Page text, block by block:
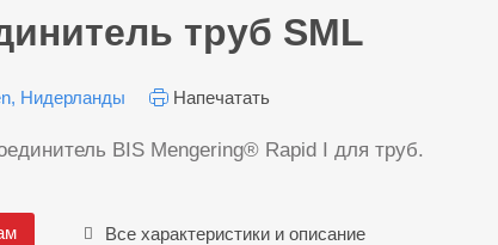
труб SML
Нидерланды Напечатать
BIS Mengering® Rapid I для труб.
Все характеристики и описание